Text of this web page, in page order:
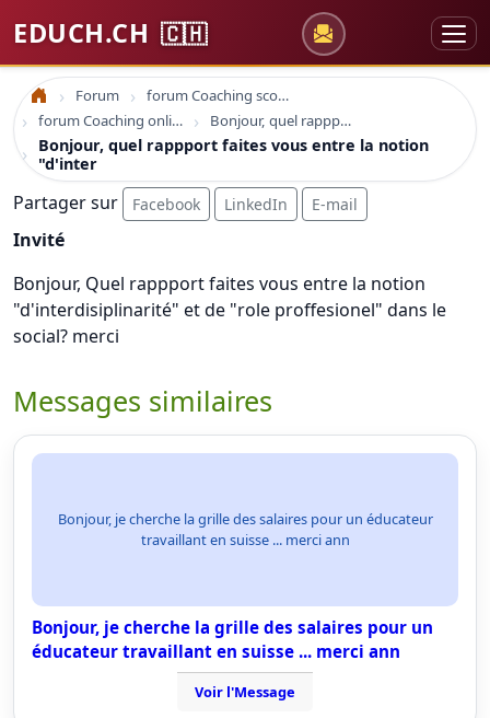
EDUCH.CH 🇨🇭
Accueil Forum
forum Coaching scolaire
forum Coaching online formation professionelle emploi education
Bonjour, quel rappport faites vous entre la notion "d'inter
Bonjour, quel rappport faites vous entre la notion
"d'inter
Partager sur Facebook LinkedIn E-mail
Invité
Bonjour, Quel rappport faites vous entre la notion
"d'interdisiplinarité" et de "role proffesionel" dans le
social? merci
Messages similaires
Bonjour, je cherche la grille des salaires pour un éducateur
travaillant en suisse ... merci ann
Bonjour, je cherche la grille des salaires pour un
éducateur travaillant en suisse ... merci ann
Voir l'Message